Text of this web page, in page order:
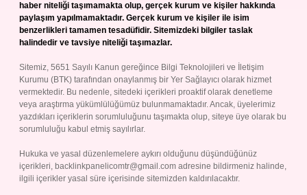
haber niteliği taşımamakta olup, gerçek kurum ve kişiler hakkında
paylaşım yapılmamaktadır. Gerçek kurum ve kişiler ile isim
benzerlikleri tamamen tesadüfidir. Sitemizdeki bilgiler taslak
halindedir ve tavsiye niteliği taşımazlar.
Sitemiz, 5651 Sayılı Kanun gereğince Bilgi Teknolojileri ve İletişim
Kurumu (BTK) tarafından onaylanmış bir Yer Sağlayıcı olarak hizmet
vermektedir. Bu nedenle, sitedeki içerikleri proaktif olarak denetleme
veya araştırma yükümlülüğümüz bulunmamaktadır. Ancak, üyelerimiz
yazdıkları içeriklerin sorumluluğunu taşımakta olup, siteye üye olarak bu
sorumluluğu kabul etmiş sayılırlar.
Hukuka ve yasal düzenlemelere aykırı olduğunu düşündüğünüz
içerikleri, backlinkpanelicomtr@gmail.com adresine bildirmeniz halinde,
ilgili içerikler yasal süre içerisinde sitemizden kaldırılacaktır.